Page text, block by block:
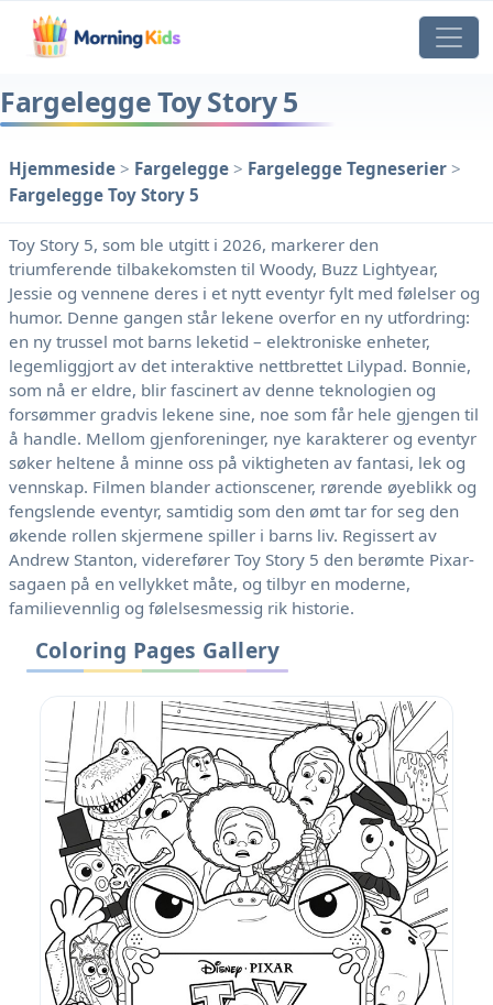
Fargelegge Toy Story 5
Hjemmeside > Fargelegge > Fargelegge Tegneserier >
Fargelegge Toy Story 5
Toy Story 5, som ble utgitt i 2026, markerer den
triumferende tilbakekomsten til Woody, Buzz Lightyear,
Jessie og vennene deres i et nytt eventyr fylt med følelser og
humor. Denne gangen står lekene overfor en ny utfordring:
en ny trussel mot barns leketid – elektroniske enheter,
legemliggjort av det interaktive nettbrettet Lilypad. Bonnie,
som nå er eldre, blir fascinert av denne teknologien og
forsømmer gradvis lekene sine, noe som får hele gjengen til
å handle. Mellom gjenforeninger, nye karakterer og eventyr
søker heltene å minne oss på viktigheten av fantasi, lek og
vennskap. Filmen blander actionscener, rørende øyeblikk og
fengslende eventyr, samtidig som den ømt tar for seg den
økende rollen skjermene spiller i barns liv. Regissert av
Andrew Stanton, viderefører Toy Story 5 den berømte Pixar-
sagaen på en vellykket måte, og tilbyr en moderne,
familievennlig og følelsesmessig rik historie.
Coloring Pages Gallery